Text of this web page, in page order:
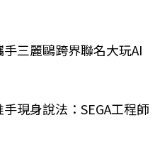
三麗鷗跨界聯名大玩AI
現身說法：SEGA工程師